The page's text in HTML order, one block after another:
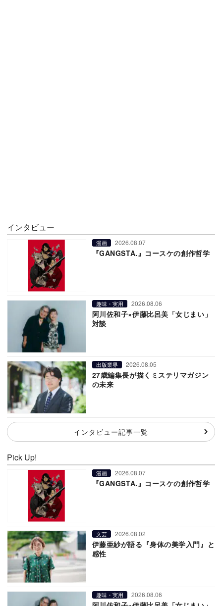
インタビュー
漫画 2026.08.07
『GANGSTA.』コースケの創作哲学
趣味・実用 2026.08.06
阿川佐和子×伊藤比呂美「女じまい」
対談
出版業界 2026.08.05
27歳編集長が描くミステリマガジン
の未来
インタビュー記事一覧
Pick Up!
漫画 2026.08.07
『GANGSTA.』コースケの創作哲学
文芸 2026.08.02
伊藤亜紗が語る『身体の美学入門』と
感性
趣味・実用 2026.08.06